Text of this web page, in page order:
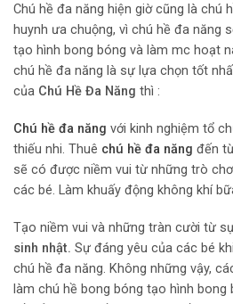
Chú hề đa năng hiện giờ cũng là chú
huynh ưa chuộng, vì chú hề đa năng
tạo hình bong bóng và làm mc hoạt
chú hề đa năng là sự lựa chọn tốt
của Chú Hề Đa Năng thì :
Chú hề đa năng với kinh nghiệm tổ
thiếu nhi. Thuê chú hề đa năng đến
sẽ có được niềm vui từ những trò
các bé. Làm khuấy động không khí
Tạo niềm vui và những tràn cười từ
sinh nhật. Sự đáng yêu của các bé
chú hề đa năng. Không những vậy,
làm chú hề bong bóng tạo hình bong